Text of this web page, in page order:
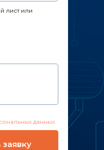
лист или
данных